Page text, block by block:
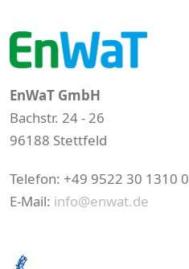
EnWaT GmbH
Bachstr. 24 - 26
96188 Stettfeld
Telefon: +49 9522 30 1310 0
E-Mail: info@enwat.de